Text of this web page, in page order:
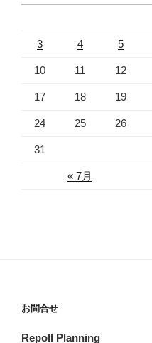
« 7月
3 4 5
10 11 12
17 18 19
24 25 26
31
お問合せ
Repoll Planning